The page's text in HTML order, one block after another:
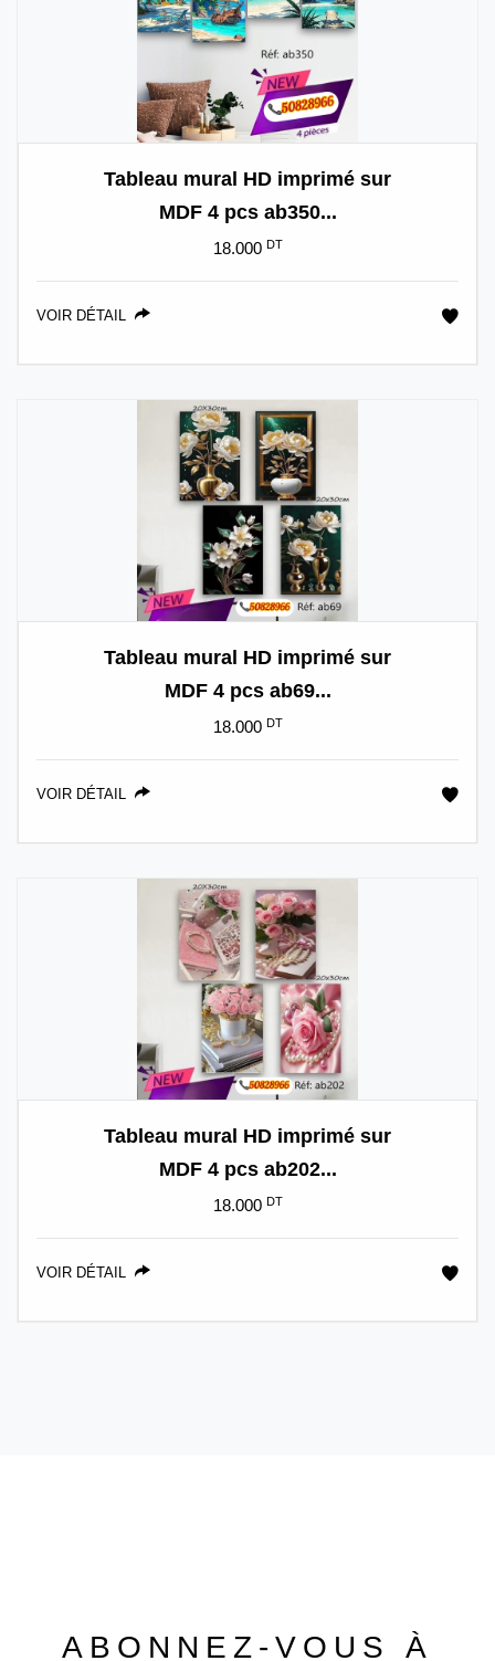
Tableau mural HD imprimé sur
MDF 4 pcs ab350...
18.000 DT
VOIR DÉTAIL
Tableau mural HD imprimé sur
MDF 4 pcs ab69...
18.000 DT
VOIR DÉTAIL
Tableau mural HD imprimé sur
MDF 4 pcs ab202...
18.000 DT
VOIR DÉTAIL
ABONNEZ-VOUS À